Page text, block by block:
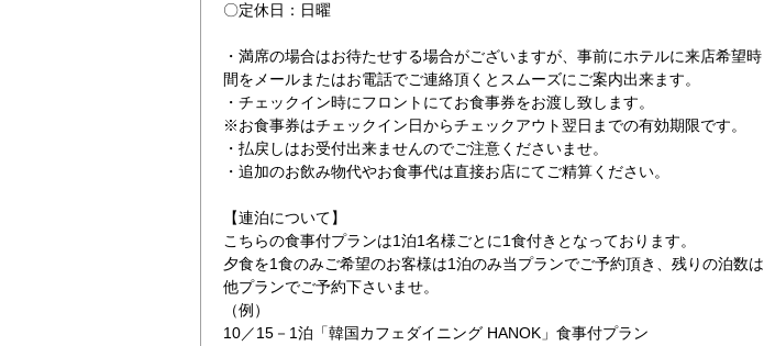
〇定休日：日曜
・満席の場合はお待たせする場合がございますが、事前にホテルに来店希望時
間をメールまたはお電話でご連絡頂くとスムーズにご案内出来ます。
・チェックイン時にフロントにてお食事券をお渡し致します。
※お食事券はチェックイン日からチェックアウト翌日までの有効期限です。
・払戻しはお受付出来ませんのでご注意くださいませ。
・追加のお飲み物代やお食事代は直接お店にてご精算ください。
【連泊について】
こちらの食事付プランは1泊1名様ごとに1食付きとなっております。
夕食を1食のみご希望のお客様は1泊のみ当プランでご予約頂き、残りの泊数は
他プランでご予約下さいませ。
（例）
10／15－1泊「韓国カフェダイニング HANOK」食事付プラン